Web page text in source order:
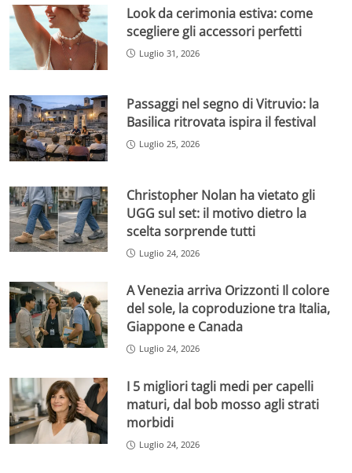
Look da cerimonia estiva: come
scegliere gli accessori perfetti
Luglio 31, 2026
Passaggi nel segno di Vitruvio: la
Basilica ritrovata ispira il festival
Luglio 25, 2026
Christopher Nolan ha vietato gli
UGG sul set: il motivo dietro la
scelta sorprende tutti
Luglio 24, 2026
A Venezia arriva Orizzonti Il colore
del sole, la coproduzione tra Italia,
Giappone e Canada
Luglio 24, 2026
I 5 migliori tagli medi per capelli
maturi, dal bob mosso agli strati
morbidi
Luglio 24, 2026